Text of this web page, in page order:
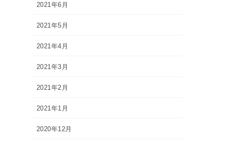
2021年6月
2021年5月
2021年4月
2021年3月
2021年2月
2021年1月
2020年12月